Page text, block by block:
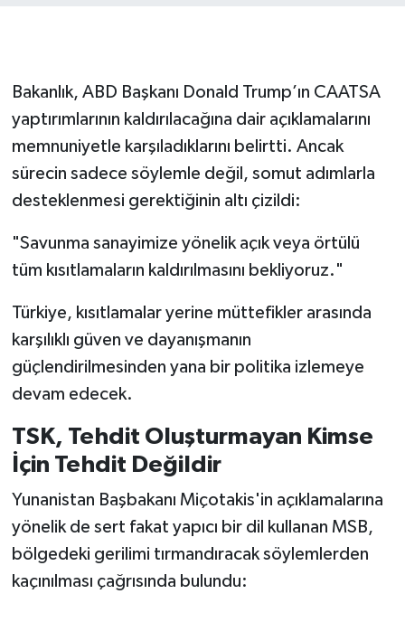
Bakanlık, ABD Başkanı Donald Trump’ın CAATSA
yaptırımlarının kaldırılacağına dair açıklamalarını
memnuniyetle karşıladıklarını belirtti. Ancak
sürecin sadece söylemle değil, somut adımlarla
desteklenmesi gerektiğinin altı çizildi:
"Savunma sanayimize yönelik açık veya örtülü
tüm kısıtlamaların kaldırılmasını bekliyoruz."
Türkiye, kısıtlamalar yerine müttefikler arasında
karşılıklı güven ve dayanışmanın
güçlendirilmesinden yana bir politika izlemeye
devam edecek.
TSK, Tehdit Oluşturmayan Kimse
İçin Tehdit Değildir
Yunanistan Başbakanı Miçotakis'in açıklamalarına
yönelik de sert fakat yapıcı bir dil kullanan MSB,
bölgedeki gerilimi tırmandıracak söylemlerden
kaçınılması çağrısında bulundu: